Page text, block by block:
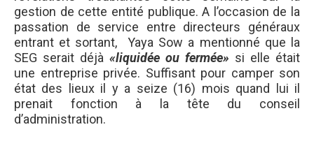
gestion de cette entité publique. A l’occasion de la
passation de service entre directeurs généraux
entrant et sortant, Yaya Sow a mentionné que la
SEG serait déjà «liquidée ou fermée» si elle était
une entreprise privée. Suffisant pour camper son
état des lieux il y a seize (16) mois quand lui il
prenait fonction à la tête du conseil
d’administration.